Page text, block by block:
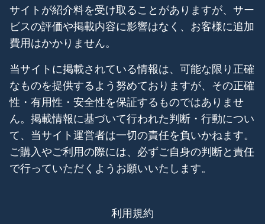
サイトが紹介料を受け取ることがありますが、サー
ビスの評価や掲載内容に影響はなく、お客様に追加
費用はかかりません。
当サイトに掲載されている情報は、可能な限り正確
なものを提供するよう努めておりますが、その正確
性・有用性・安全性を保証するものではありませ
ん。掲載情報に基づいて行われた判断・行動につい
て、当サイト運営者は一切の責任を負いかねます。
ご購入やご利用の際には、必ずご自身の判断と責任
で行っていただくようお願いいたします。
利用規約